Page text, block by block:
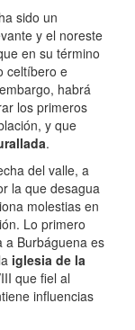
sido un
y el noreste
en su término
celtíbero e
habrá
los primeros
y que
.
del valle, a
la que desagua
molestias en
Lo primero
a Burbáguena es
iglesia de la
que fiel al
influencias